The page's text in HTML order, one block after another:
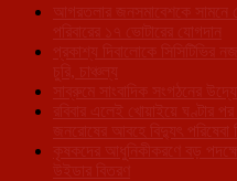
আগরতলার জনসমাবেশকে সামনে
পরিবারের ১৭ ভোটারের যোগদান
প্রকাশ্য দিবালোকে সিসিটিভির
চুরি, চাঞ্চল্য
সাব্রুমে সাংবাদিক সংগঠনের
রবিবার এলেই খোয়াইয়ে ঘণ্টার
জনরোষের আবহে বিদ্যুৎ পরিষেবা
কৃষকদের আধুনিকীকরণে বড়
উইডার বিতরণ